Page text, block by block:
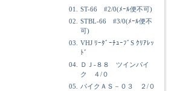
01.
ST-66 #2/0(ﾒｰﾙ便不可)
02.
STBL-66 #3/0(ﾒｰﾙ便不
可)
03.
VHJ ﾘｰﾀﾞｰﾁｭｰﾌﾞS ｸﾘｱﾚｯ
ﾄﾞ
04.
ＤＪ-８８ ツインパイ
ク ４/０
05.
パイクＡＳ－０３ ２/０